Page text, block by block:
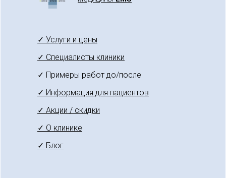
✓ Услуги и цены
✓ Специалисты клиники
✓ Примеры работ до/после
✓ Информация для пациентов
✓ Акции / скидки
✓ О клинике
✓ Блог